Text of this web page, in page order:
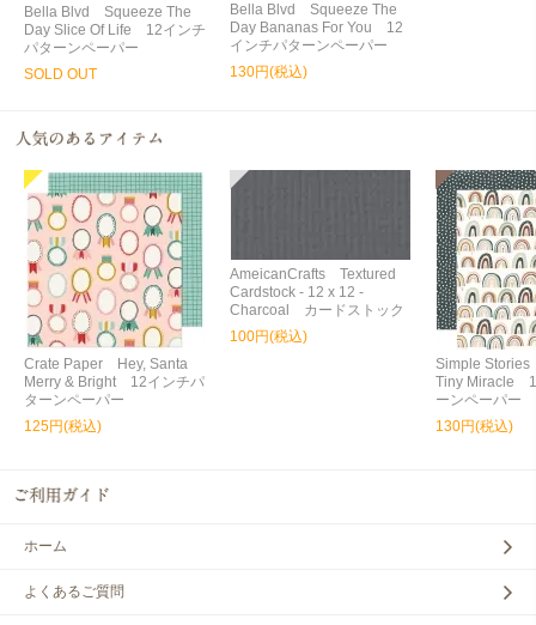
Bella Blvd Squeeze The
Day Slice Of Life 12インチ
パターンペーパー
SOLD OUT
Bella Blvd Squeeze The
Day Bananas For You 12
インチパターンペーパー
130円(税込)
Crate Paper Hey, Santa
Merry & Bright 12インチパ
ターンペーパー
125円(税込)
AmeicanCrafts Textured
Cardstock - 12 x 12 -
Charcoal カードストック
100円(税込)
Simple
Tiny Miracle
ーンペーパー
130円(税込)
ホーム
よくあるご質問